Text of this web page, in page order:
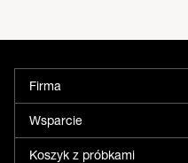
Firma
Wsparcie
Koszyk z próbkami